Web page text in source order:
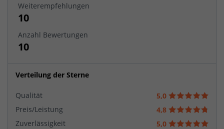
Weiterempfehlungen
10
Anzahl Bewertungen
10
Verteilung der Sterne
Qualität
5,0
Preis/Leistung
4,8
Zuverlässigkeit
5,0